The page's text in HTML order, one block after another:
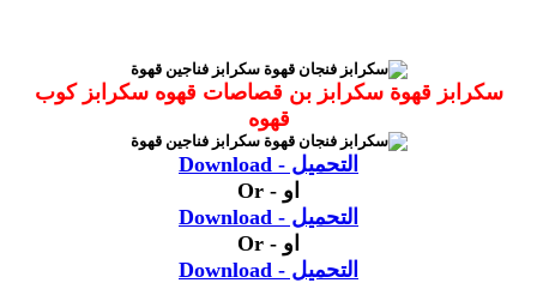
سكرابز قهوة سكرابز بن قصاصات قهوه سكرابز كوب
قهوه
التحميل - Download
او - Or
التحميل - Download
او - Or
التحميل - Download